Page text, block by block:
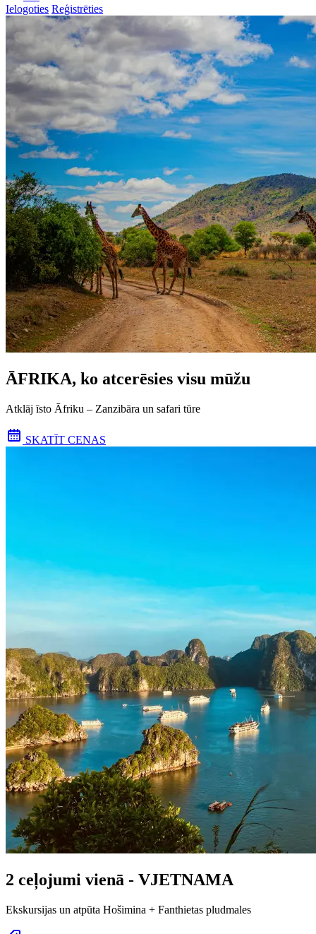
Ielogoties Reģistrēties
ĀFRIKA, ko atcerēsies visu mūžu
Atklāj īsto Āfriku – Zanzibāra un safari tūre
SKATĪT CENAS
2 ceļojumi vienā - VJETNAMA
Ekskursijas un atpūta Hošimina + Fanthietas pludmales